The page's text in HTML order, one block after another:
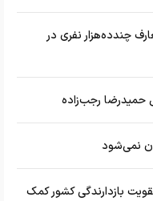
چندده‌هزار نفری در
حمیدرضا رجب‌زاده
نمی‌شود
بازدارندگی کشور کمک